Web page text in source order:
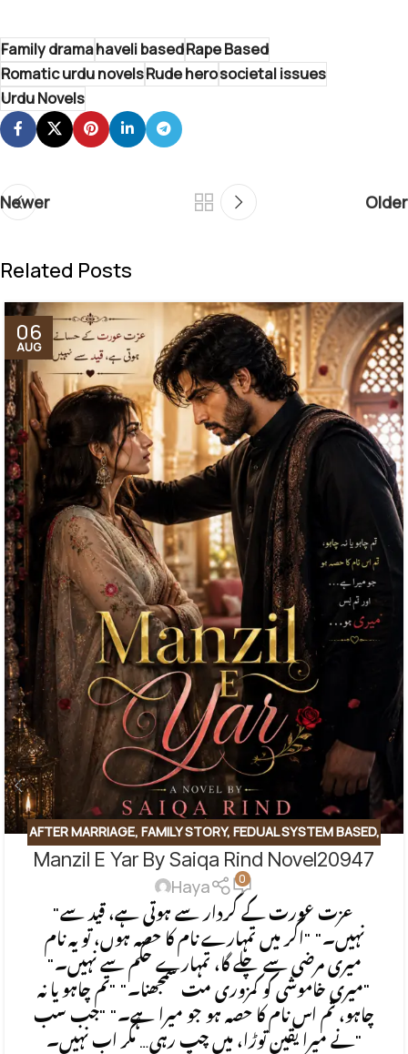
Family dramahaveli basedRape Based
Romatic urdu novelsRude herosocietal issues
Urdu Novels
Newer Older
Related Posts
06
AUG
AFTER MARRIAGE, FAMILY STORY, FEDUAL SYSTEM BASED,
FORCED MARRIAGE BASED,REVENGE BASED NOVELS ,
ROMANTIC URDU NOVEL,RUDE HERO BASED
Manzil E Yar By Saiqa Rind Novel20947
Haya 0
"عزت عورت کے کردار سے ہوتی ہے، قید سے
نہیں۔" "اگر میں تمہارے نام کا حصہ ہوں، تو یہ نام
میری مرضی سے چلے گا، تمہارے حکم سے نہیں۔"
"میری خاموشی کو کمزوری مت سمجھنا۔" "تم چاہو یا نہ
چاہو، تم اس نام کا حصہ ہو جو میرا ہے۔" "جب سب
نے میرا یقین توڑا، میں چپ رہی… مگر اب نہیں۔"